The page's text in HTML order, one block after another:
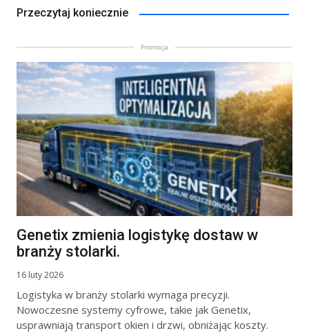
Przeczytaj koniecznie
Promocja
Genetix zmienia logistykę dostaw w
branży stolarki.
16 luty 2026
Logistyka w branży stolarki wymaga precyzji.
Nowoczesne systemy cyfrowe, takie jak Genetix,
usprawniają transport okien i drzwi, obniżając koszty.